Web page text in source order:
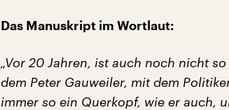
Das Manuskript im Wortlaut:
„Vor 20 Jahren, ist auch noch nicht
dem Peter Gauweiler, mit dem
immer so ein Querkopf, wie er auch,